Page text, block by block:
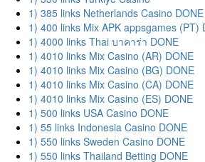
1) 385 links Netherlands Casino DONE
1) 400 links Mix APK appsgames (PT)
1) 4000 links Thai บาคาร่า DONE
1) 4010 links Mix Casino (AR) DONE
1) 4010 links Mix Casino (BG) DONE
1) 4010 links Mix Casino (CA) DONE
1) 4010 links Mix Casino (ES) DONE
1) 500 links USA Casino DONE
1) 55 links Indonesia Casino DONE
1) 550 links Sweden Casino DONE
1) 550 links Thailand Betting DONE